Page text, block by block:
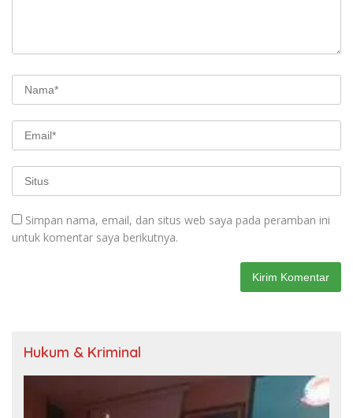
Simpan nama, email, dan situs web saya pada peramban ini
untuk komentar saya berikutnya.
Hukum & Kriminal